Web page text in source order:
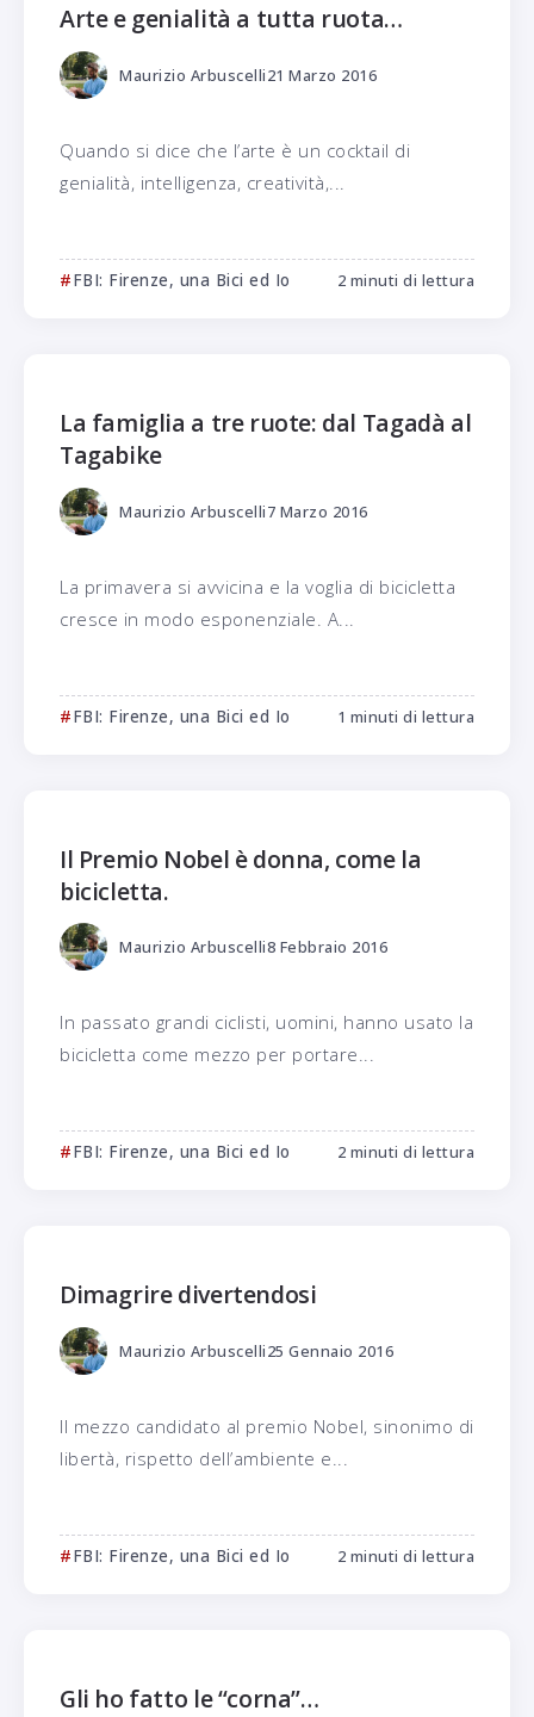
Arte e genialità a tutta ruota…
Maurizio Arbuscelli21 Marzo 2016
Quando si dice che l’arte è un cocktail di
genialità, intelligenza, creatività,...
FBI: Firenze, una Bici ed Io 2 minuti di lettura
La famiglia a tre ruote: dal Tagadà al
Tagabike
Maurizio Arbuscelli7 Marzo 2016
La primavera si avvicina e la voglia di bicicletta
cresce in modo esponenziale. A...
FBI: Firenze, una Bici ed Io 1 minuti di lettura
Il Premio Nobel è donna, come la
bicicletta.
Maurizio Arbuscelli8 Febbraio 2016
In passato grandi ciclisti, uomini, hanno usato la
bicicletta come mezzo per portare...
FBI: Firenze, una Bici ed Io 2 minuti di lettura
Dimagrire divertendosi
Maurizio Arbuscelli25 Gennaio 2016
Il mezzo candidato al premio Nobel, sinonimo di
libertà, rispetto dell’ambiente e...
FBI: Firenze, una Bici ed Io 2 minuti di lettura
Gli ho fatto le “corna”…